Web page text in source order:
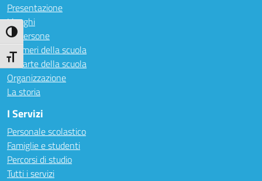
Attiva/disattiva alto contrasto
Attiva/disattiva dimensione testo
Presentazione
I luoghi
Le persone
I numeri della scuola
Le carte della scuola
Organizzazione
La storia
I Servizi
Personale scolastico
Famiglie e studenti
Percorsi di studio
Tutti i servizi